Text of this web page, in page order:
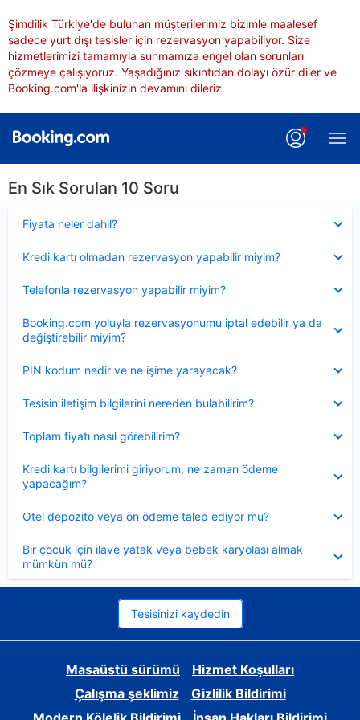
Şimdilik Türkiye'de bulunan müşterilerimiz bizimle maalesef
sadece yurt dışı tesisler için rezervasyon yapabiliyor. Size
hizmetlerimizi tamamıyla sunmamıza engel olan sorunları
çözmeye çalışıyoruz. Yaşadığınız sıkıntıdan dolayı özür diler ve
Booking.com'la ilişkinizin devamını dileriz.
En Sık Sorulan 10 Soru
Fiyata neler dahil?
Kredi kartı olmadan rezervasyon yapabilir miyim?
Telefonla rezervasyon yapabilir miyim?
Booking.com yoluyla rezervasyonumu iptal edebilir ya da
değiştirebilir miyim?
PIN kodum nedir ve ne işime yarayacak?
Tesisin iletişim bilgilerini nereden bulabilirim?
Toplam fiyatı nasıl görebilirim?
Kredi kartı bilgilerimi giriyorum, ne zaman ödeme
yapacağım?
Otel depozito veya ön ödeme talep ediyor mu?
Bir çocuk için ilave yatak veya bebek karyolası almak
mümkün mü?
Tesisinizi kaydedin
Masaüstü sürümü
Hizmet Koşulları
Çalışma şeklimiz
Gizlilik Bildirimi